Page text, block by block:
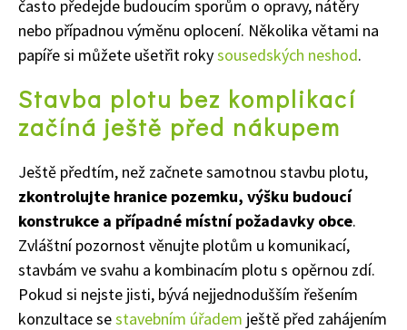
65 Kč
Objednat >
Naše krásná zahrada Speciál
často předejde budoucím sporům o opravy, nátěry
nebo případnou výměnu oplocení. Několika větami na
papíře si můžete ušetřit rokysousedských neshod.
Stavba plotu bez komplikací
začíná ještě před nákupem
Ještě předtím, než začnete samotnou stavbu plotu,
zkontrolujte hranice pozemku, výšku budoucí
konstrukce a případné místní požadavky obce.
Zvláštní pozornost věnujte plotům u komunikací,
stavbám ve svahu a kombinacím plotu s opěrnou zdí.
Pokud si nejste jisti, bývá nejjednodušším řešením
konzultace sestavebním úřadem ještě před zahájením